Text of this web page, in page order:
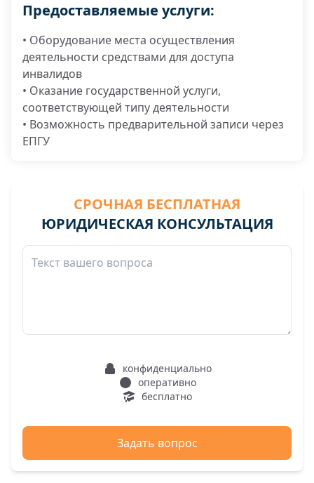
Предоставляемые услуги:
• Оборудование места осуществления
деятельности средствами для доступа
инвалидов
• Оказание государственной услуги,
соответствующей типу деятельности
• Возможность предварительной записи через
ЕПГУ
СРОЧНАЯ БЕСПЛАТНАЯ
ЮРИДИЧЕСКАЯ КОНСУЛЬТАЦИЯ
конфиденциально
оперативно
бесплатно
Задать вопрос